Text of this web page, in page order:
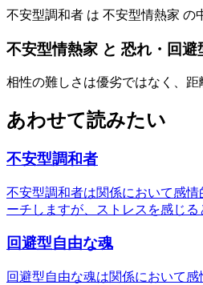
不安型調和者 は 不安型情熱家 の
不安型情熱家 と 恐れ・回
相性の難しさは優劣ではなく、
あわせて読みたい
不安型調和者
不安型調和者は関係において感
ーチしますが、ストレスを感じ
回避型自由な魂
回避型自由な魂は関係において